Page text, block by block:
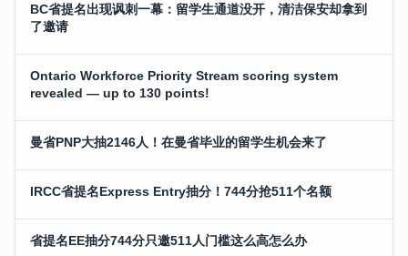
BC省提名出现讽刺一幕：留学生通道没开，清洁保安却拿到
了邀请
Ontario Workforce Priority Stream scoring system
revealed — up to 130 points!
曼省PNP大抽2146人！在曼省毕业的留学生机会来了
IRCC省提名Express Entry抽分！744分抢511个名额
省提名EE抽分744分只邀511人门槛这么高怎么办